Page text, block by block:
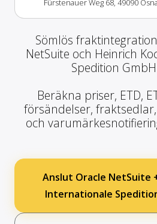
Fürstenauer Weg 68, 49090
Sömlös
NetSuite och Heinrich
Spedition
Beräkna priser, ETD,
försändelser,
och
Anslut Oracle NetSuite
Internationale